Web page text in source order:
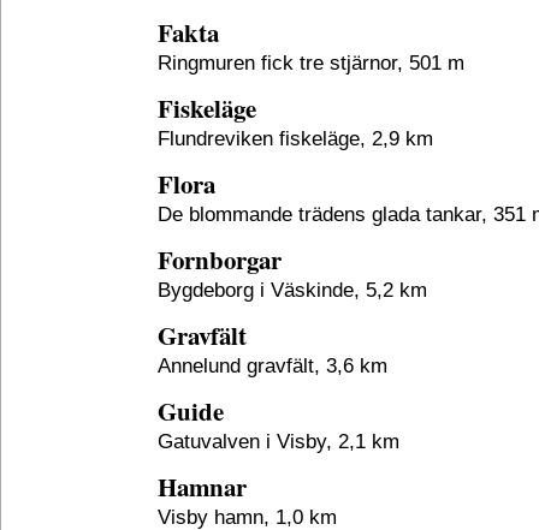
Fakta
Ringmuren fick tre stjärnor, 501 m
Fiskeläge
Flundreviken fiskeläge, 2,9 km
Flora
De blommande trädens glada tankar, 351
Fornborgar
Bygdeborg i Väskinde, 5,2 km
Gravfält
Annelund gravfält, 3,6 km
Guide
Gatuvalven i Visby, 2,1 km
Hamnar
Visby hamn, 1,0 km